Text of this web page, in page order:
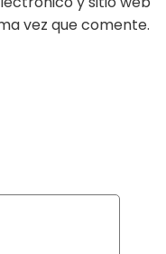
vez que comente.